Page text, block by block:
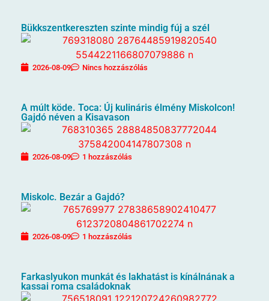
Bükkszentkereszten szinte mindig fúj a szél
2026-08-09 Nincs hozzászólás
A múlt köde. Toca: Új kulináris élmény Miskolcon!
Gajdó néven a Kisavason
2026-08-09 1 hozzászólás
Miskolc. Bezár a Gajdó?
2026-08-09 1 hozzászólás
Farkaslyukon munkát és lakhatást is kínálnának a
kassai roma családoknak